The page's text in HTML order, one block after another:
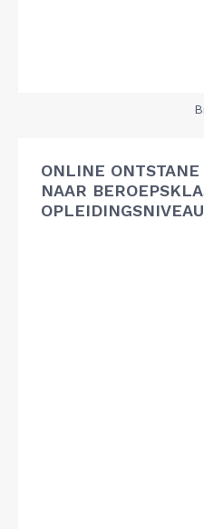
ONLINE ONTSTANE
NAAR
OPLEIDINGSNIVEAU